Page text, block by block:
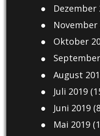
Dezember
November
Oktober
August
Juli 2019
Juni 2019
Mai 2019